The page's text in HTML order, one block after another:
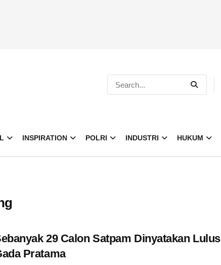
INSPIRATION POLRI INDUSTRI HUKUM
29 Calon Satpam Dinyatakan Lulus
Pratama